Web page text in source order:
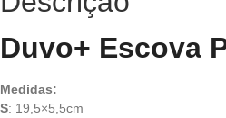
Duvo+ Escova
Medidas:
S: 19,5×5,5cm